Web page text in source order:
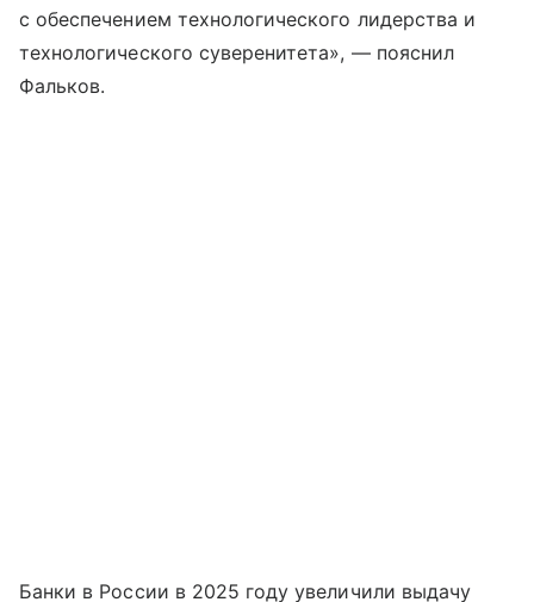
с обеспечением технологического лидерства и
технологического суверенитета», — пояснил
Фальков.
Банки в России в 2025 году увеличили выдачу